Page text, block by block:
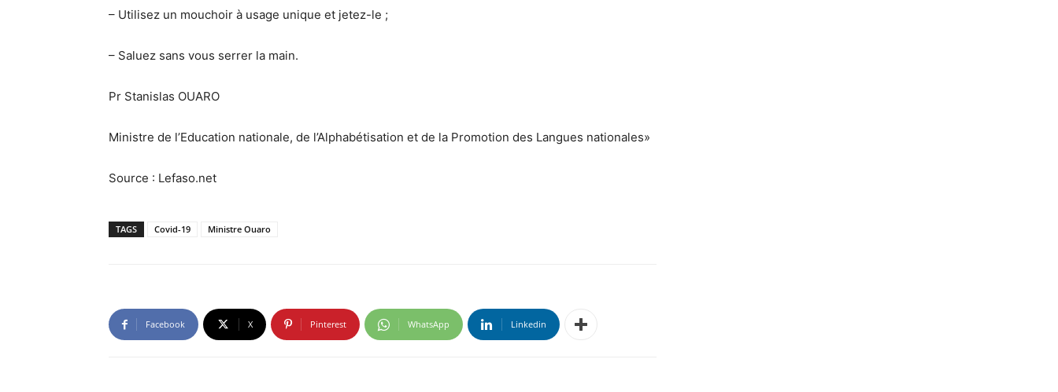
– Utilisez un mouchoir à usage unique et jetez-le ;
– Saluez sans vous serrer la main.
Pr Stanislas OUARO
Ministre de l’Education nationale, de l’Alphabétisation et de la Promotion des Langues nationales»
Source : Lefaso.net
TAGS Covid-19 Ministre Ouaro
Facebook X Pinterest WhatsApp Linkedin